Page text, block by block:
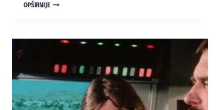
OPŠIRNIJE“VODENI
ULYSSES